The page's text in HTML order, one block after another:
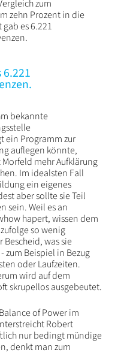
zum
zehn Prozent in die
es 6.221
bekannte
ein Programm zur
auflegen könnte,
mehr Aufklärung
Im idealsten Fall
ein eigenes
aber sollte sie Teil
sein. Weil es an
hapert, wissen dem
so wenig
Bescheid, was sie
zum Beispiel in Bezug
oder Laufzeiten.
wird auf dem
skrupellos ausgebeutet.
of Power im
Robert
nur bedingt mündige
denkt man zum